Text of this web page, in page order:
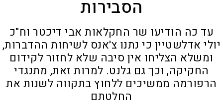
הסבירות
עד כה הודיעו שר החקלאות אבי דיכטר וח"כ
יולי אדלשטיין כי נתנו צ'אנס לשיחות ההדברות,
ומשלא הצליחו אין סיבה שלא לחזור לקידום
החקיקה, וכך גם גלנט. למרות זאת, מתנגדי
הרפורמה ממשיכים ללחוץ בתקווה לשנות את
החלטתם